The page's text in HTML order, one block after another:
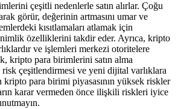
çeşitli nedenlerle satın alırlar. Çoğu
görür, değerinin artmasını umar ve
kısıtlamaları atlamak için
özelliklerini takdir eder. Ayrıca, kripto
ve işlemleri merkezi otoritelere
kripto para birimlerini satın alma
risk çeşitlendirmesi ve yeni dijital varlıklara
para birimi piyasasının yüksek riskler
karar vermeden önce ilişkili riskleri iyice